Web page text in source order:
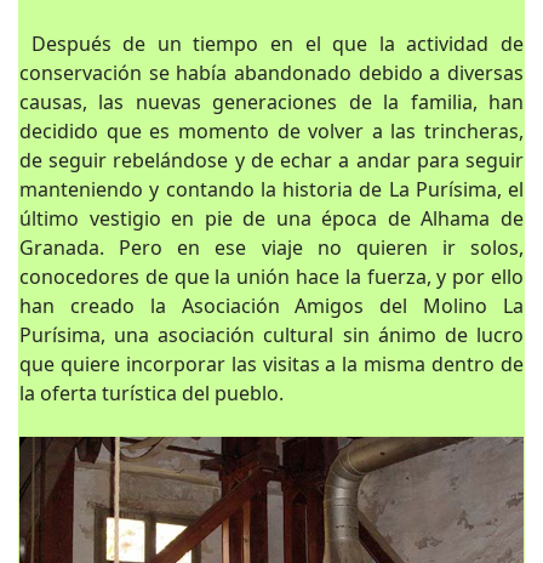
Después de un tiempo en el que la actividad de
conservación se había abandonado debido a diversas
causas, las nuevas generaciones de la familia, han
decidido que es momento de volver a las trincheras,
de seguir rebelándose y de echar a andar para seguir
manteniendo y contando la historia de La Purísima, el
último vestigio en pie de una época de Alhama de
Granada. Pero en ese viaje no quieren ir solos,
conocedores de que la unión hace la fuerza, y por ello
han creado la Asociación Amigos del Molino La
Purísima, una asociación cultural sin ánimo de lucro
que quiere incorporar las visitas a la misma dentro de
la oferta turística del pueblo.